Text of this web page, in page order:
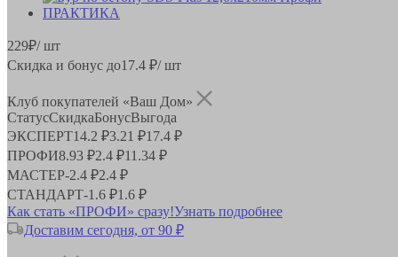
229₽/ шт
Скидка и бонус до17.4 ₽/ шт
Клуб покупателей «Ваш Дом»
СтатусСкидкаБонусВыгода
ЭКСПЕРТ14.2 ₽3.21 ₽17.4 ₽
ПРОФИ8.93 ₽2.4 ₽11.34 ₽
МАСТЕР-2.4 ₽2.4 ₽
СТАНДАРТ-1.6 ₽1.6 ₽
Как стать «ПРОФИ» сразу!Узнать подробнее
Доставим сегодня, от 90 ₽